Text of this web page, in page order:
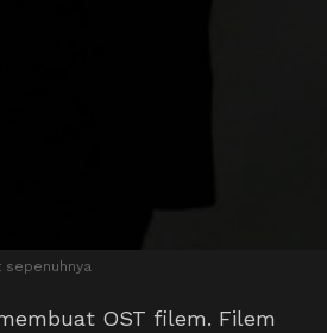
sepenuhnya
OST filem. Filem